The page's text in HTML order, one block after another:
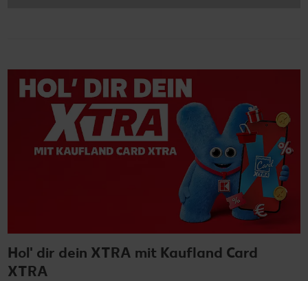
Hol' dir dein XTRA mit Kaufland Card
XTRA